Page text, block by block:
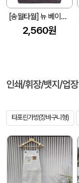
[송월타월] 뉴 베이직40 (40*80cm)
2,560원
인쇄/휘장/뱃지/업장
타포린가방(장바구니형)